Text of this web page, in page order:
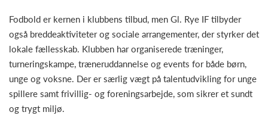
Fodbold er kernen i klubbens tilbud, men Gl. Rye IF tilbyder
også breddeaktiviteter og sociale arrangementer, der styrker det
lokale fællesskab. Klubben har organiserede træninger,
turneringskampe, træneruddannelse og events for både børn,
unge og voksne. Der er særlig vægt på talentudvikling for unge
spillere samt frivillig- og foreningsarbejde, som sikrer et sundt
og trygt miljø.